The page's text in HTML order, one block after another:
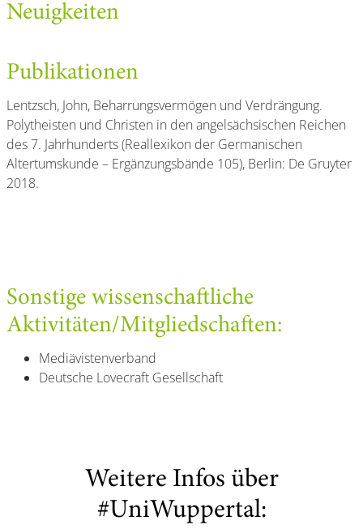
Neuigkeiten
Publikationen
Lentzsch, John, Beharrungsvermögen und Verdrängung.
Polytheisten und Christen in den angelsächsischen Reichen
des 7. Jahrhunderts (Reallexikon der Germanischen
Altertumskunde – Ergänzungsbände 105), Berlin: De Gruyter
2018.
Sonstige wissenschaftliche
Aktivitäten/Mitgliedschaften:
Mediävistenverband
Deutsche Lovecraft Gesellschaft
Weitere Infos über
#UniWuppertal: